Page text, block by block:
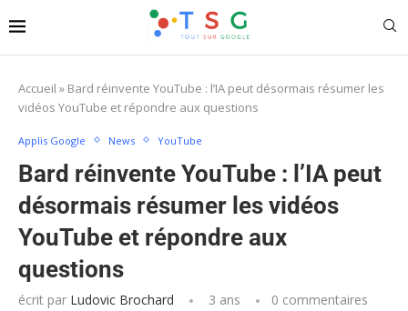
Accueil » Bard réinvente YouTube : l’IA peut désormais résumer les
vidéos YouTube et répondre aux questions
Applis Google News YouTube
Bard réinvente YouTube : l’IA peut
désormais résumer les vidéos
YouTube et répondre aux
questions
écrit par Ludovic Brochard 3 ans 0 commentaires